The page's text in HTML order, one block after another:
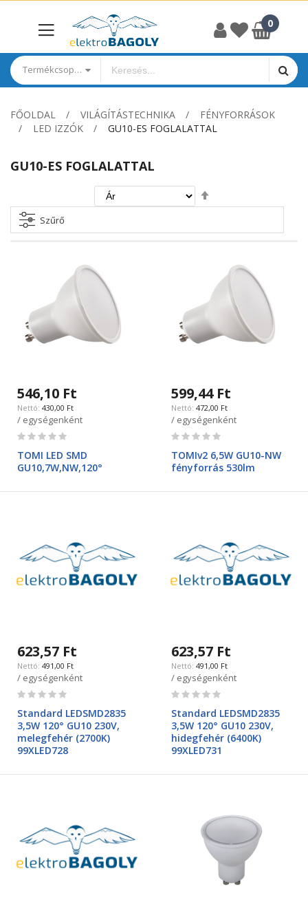
Termékcsoportok
FŐOLDAL VILÁGÍTÁSTECHNIKA
FÉNYFORRÁSOK
LED IZZÓK
GU10-ES FOGLALATTAL
GU10-ES FOGLALATTAL
irány
Szűrő
546,10 Ft
430,00 Ft
/ egységenként
Rating:
TOMI LED SMD
GU10,7W,NW,120°
599,44 Ft
472,00 Ft
/ egységenként
Rating:
TOMIv2 6,5W GU10-NW
fényforrás 530lm
623,57 Ft
491,00 Ft
/ egységenként
Rating:
Standard LEDSMD2835
3,5W 120° GU10 230V,
melegfehér (2700K)
99XLED728
623,57 Ft
491,00 Ft
/ egységenként
Rating:
Standard LEDSMD2835
3,5W 120° GU10 230V,
hidegfehér (6400K)
99XLED731